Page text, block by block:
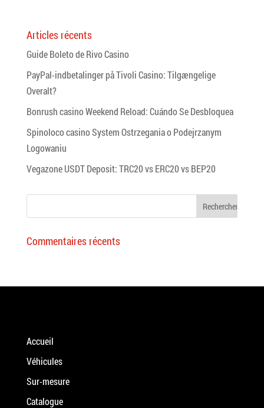
Articles récents
Guide Boleto de Rivo Casino
PayPal-indbetalinger på Tivoli Casino: Tilgængelige
Overalt?
Bonrush casino Weekend Reload: Cuándo Se Desbloquea
Spinoloco casino System Ostrzegania o Podejrzanym
Logowaniu
Vegazone USDT Deposit: TRC20 vs ERC20 vs BEP20
Commentaires récents
Accueil
Véhicules
Sur-mesure
Catalogue